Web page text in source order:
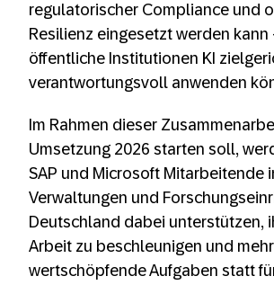
regulatorischer Compliance und
Resilienz eingesetzt werden
öffentliche Institutionen KI
verantwortungsvoll anwenden
Im Rahmen dieser
Umsetzung 2026 starten soll,
SAP und Microsoft Mitarbeitende
Verwaltungen und
Deutschland dabei unterstützen,
Arbeit zu beschleunigen und
wertschöpfende Aufgaben statt